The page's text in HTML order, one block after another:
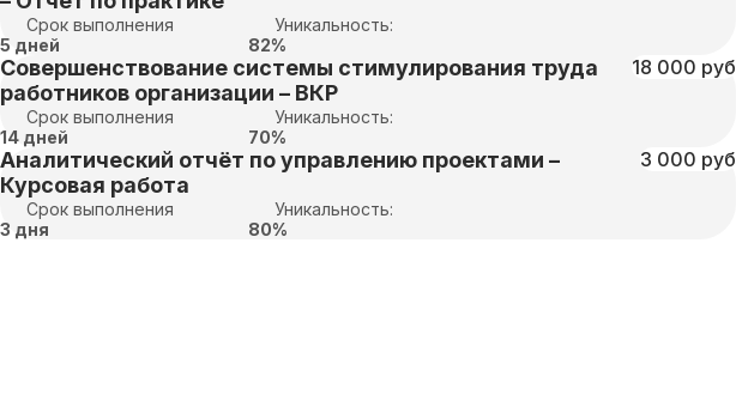
Срок выполнения
5 дней
Уникальность:
82%
Совершенствование системы стимулирования труда
работников организации – ВКР
18 000 руб
Срок выполнения
14 дней
Уникальность:
70%
Аналитический отчёт по управлению проектами –
Курсовая работа
3 000 руб
Срок выполнения
3 дня
Уникальность:
80%